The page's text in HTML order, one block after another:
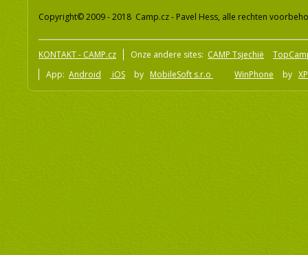
Copyright© 2009 - 2018 Camp.cz - Pavel Hess, alle rechten
KONTAKT - CAMP.cz Onze andere sites: CAMP Tsjechië
App: Android iOS by MobileSoft s.r.o WinPhone by